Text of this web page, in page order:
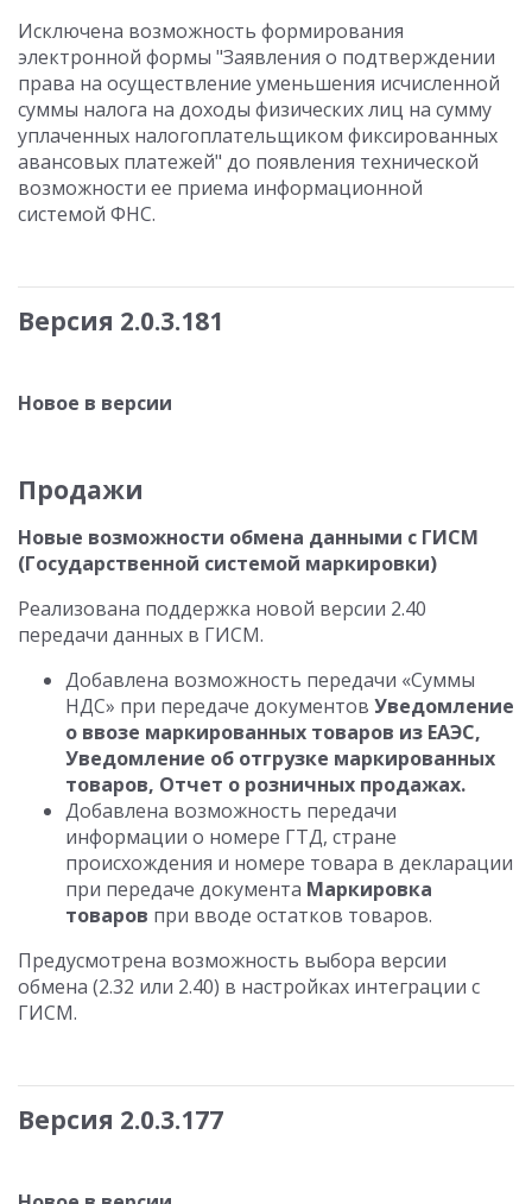
Исключена возможность формирования
электронной формы "Заявления о подтверждении
права на осуществление уменьшения исчисленной
суммы налога на доходы физических лиц на сумму
уплаченных налогоплательщиком фиксированных
авансовых платежей" до появления технической
возможности ее приема информационной
системой ФНС.
Версия 2.0.3.181
Новое в версии
Продажи
Новые возможности обмена данными с ГИСМ
(Государственной системой маркировки)
Реализована поддержка новой версии 2.40
передачи данных в ГИСМ.
Добавлена возможность передачи «Суммы
НДС» при передаче документов Уведомление
о ввозе маркированных товаров из ЕАЭС,
Уведомление об отгрузке маркированных
товаров, Отчет о розничных продажах.
Добавлена возможность передачи
информации о номере ГТД, стране
происхождения и номере товара в декларации
при передаче документа Маркировка
товаров при вводе остатков товаров.
Предусмотрена возможность выбора версии
обмена (2.32 или 2.40) в настройках интеграции с
ГИСМ.
Версия 2.0.3.177